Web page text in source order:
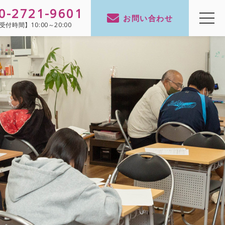
2721-9601
付時間】 10:00～20:00
お問い合わせ